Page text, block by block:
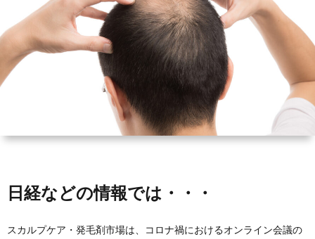
ー
社
コ・
室
DO
宅・
設
日経などの情報では・・・
スカルプケア・発毛剤市場は、コロナ禍におけるオンライン会議の